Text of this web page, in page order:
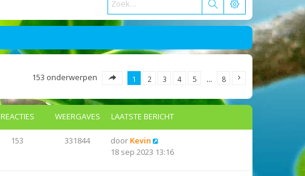
153 onderwerpen 1 2 3 4 5 … 8
REACTIES WEERGAVES LAATSTE BERICHT
153 331844 door Kevin
18 sep 2023 13:16